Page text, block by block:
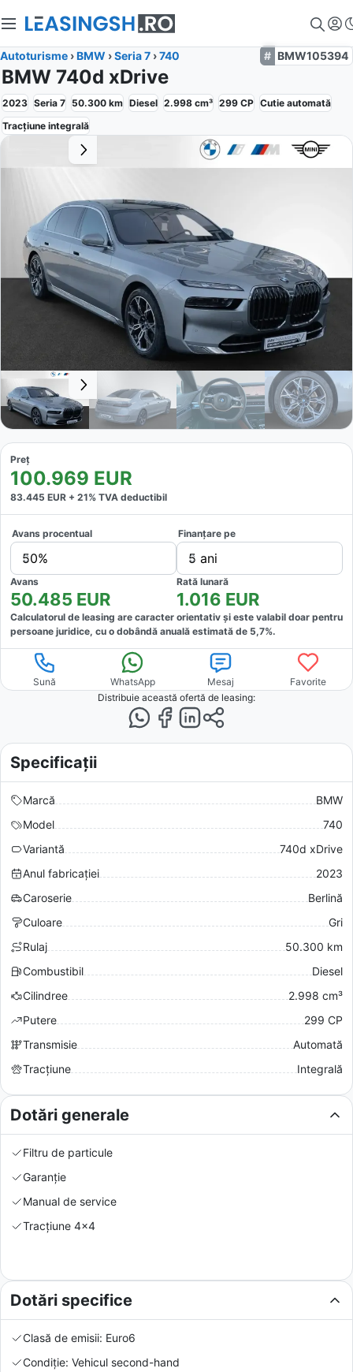
Autoturisme ›BMW ›Seria 7 ›740 BMW105394
BMW 740d xDrive
2023 Seria 7 50.300 km Diesel 2.998 cm³ 299 CP Cutie automată
Tracțiune integrală
Preț
100.969 EUR
83.445 EUR + 21% TVA deductibil
Avans procentual
50%
Finanțare pe
5 ani
Avans
50.485 EUR
Rată lunară
1.016 EUR
Calculatorul de leasing are caracter orientativ și este valabil doar pentru
persoane juridice, cu o dobândă anuală estimată de 5,7%.
Sună WhatsApp Mesaj
Favorite
Distribuie această ofertă de leasing:
Specificații
Marcă
BMW
Model
740
Variantă
740d xDrive
Anul fabricației
2023
Caroserie
Berlină
Culoare
Gri
Rulaj
50.300 km
Combustibil
Diesel
Cilindree
2.998 cm³
Putere
299 CP
Transmisie
Automată
Tracțiune
Integrală
Dotări generale
Filtru de particule
Garanție
Manual de service
Tracțiune 4x4
Dotări specifice
Clasă de emisii: Euro6
Condiție: Vehicul second-hand